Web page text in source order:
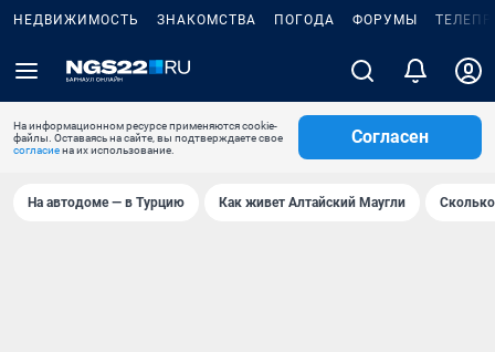
НЕДВИЖИМОСТЬ ЗНАКОМСТВА ПОГОДА ФОРУМЫ
На информационном ресурсе применяются cookie-
файлы. Оставаясь на сайте, вы подтверждаете свое
согласиена их использование.
Согласен
На автодоме — в Турцию Как живет Алтайский Маугли